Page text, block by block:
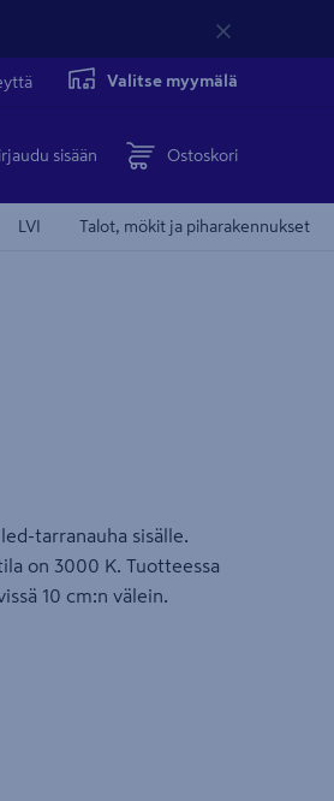
Valitse myymälä
sisään Ostoskori
LVI Talot, mökit ja piharakennukset
tarranauha sisälle.
on 3000 K. Tuotteessa
10 cm:n välein.